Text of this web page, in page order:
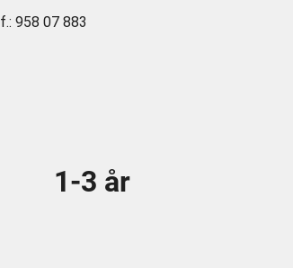
958 07 883
1-3 år